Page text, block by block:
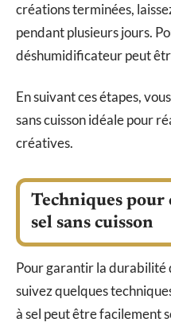
créations terminées,
pendant plusieurs jours.
déshumidificateur peut
En suivant ces étapes,
sans cuisson idéale pour
créatives.
Techniques pour
sel sans cuisson
Pour garantir la durabilité
suivez quelques
à sel peut être facilement